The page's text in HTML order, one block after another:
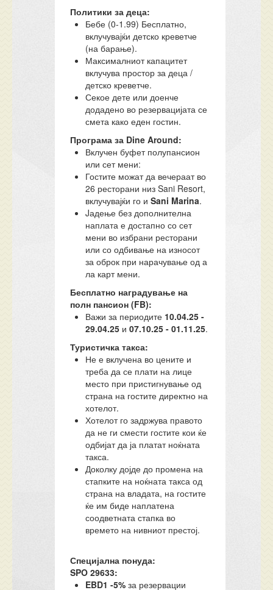
Политики за деца:
Бебе (0-1.99) Бесплатно,
вклучувајќи детско креветче
(на барање).
Максималниот капацитет
вклучува простор за деца /
детско креветче.
Секое дете или доенче
додадено во резервацијата се
смета како еден гостин.
Програма за Dine Around:
Вклучен буфет полупансион
или сет мени:
Гостите можат да вечераат во
26 ресторани низ Sani Resort,
вклучувајќи го иSani Marina.
Jадење без дополнителна
наплата е достапно со сет
мени во избрани ресторани
или со одбивање на износот
за оброк при нарачување од а
ла карт мени.
Бесплатно наградување на
полн пансион (FB):
Важи за периодите 10.04.25 -
29.04.25 и07.10.25 - 01.11.25.
Туристичка такса:
Не е вклучена во цените и
треба да се плати на лице
место при пристигнување од
страна на гостите директно на
хотелот.
Хотелот го задржува правото
да не ги смести гостите кои ќе
одбијат да ја платат ноќната
такса.
Доколку дојде до промена на
стапките на ноќната такса од
страна на владата, на гостите
ќе им биде наплатена
соодветната стапка во
времето на нивниот престој.
Специјална понуда:
SPO 29633:
EBD1 -5% за резервации